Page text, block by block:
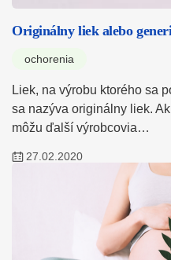
Originálny liek alebo
ochorenia
Liek, na výrobu ktorého sa
sa nazýva originálny liek.
môžu ďalší výrobcovia…
27.02.2020